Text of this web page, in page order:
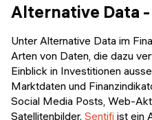
Alternative Data
Unter Alternative Data im
Arten von Daten, die dazu
Einblick in Investitionen
Marktdaten und
Social Media Posts, Web-
Satellitenbilder. Sentifi ist ein